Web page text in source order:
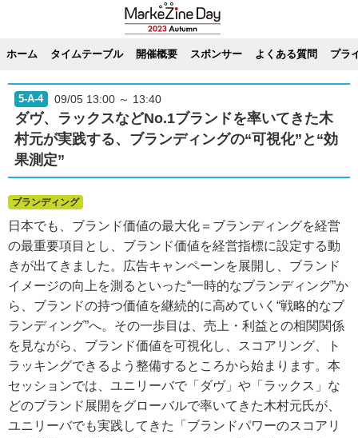
ホーム タイムテーブル 開催概要 スポンサー よくある質問 プラ
5-A-4 09/05 13:00 ～ 13:40
ダヴ、ラックスなどNo.1ブランドを率いてきた木
村元が実践する、ブランディングの“可視化”と“効
果測定”
ブランディング
日本でも、ブランド価値の最大化＝ブランディングを経営
の最重要項目とし、ブランド価値を経営指標に設定する動
きが出てきました。広告キャンペーンを展開し、ブランド
イメージの向上を測るといった“一時的なブランディング”か
ら、ブランドの持つ価値を継続的に高めていく“戦略的なブ
ランディング”へ。その一歩目は、売上・利益との相関関係
を見ながら、ブランド価値を可視化し、スコアリング、ト
ラッキングできるよう整備するところから始まります。本
セッションでは、ユニリーバで「ダヴ」や「ラックス」な
どのブランド展開をグローバルで率いてきた木村元氏が、
ユニリーバでも実践してきた「ブランドパワーのスコアリ